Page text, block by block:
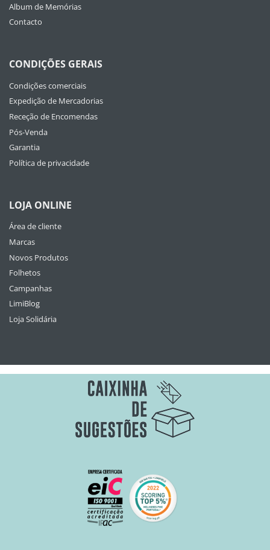
Album de Memórias
Contacto
CONDIÇÕES GERAIS
Condições comerciais
Expedição de Mercadorias
Receção de Encomendas
Pós-Venda
Garantia
Política de privacidade
LOJA ONLINE
Área de cliente
Marcas
Novos Produtos
Folhetos
Campanhas
LimiBlog
Loja Solidária